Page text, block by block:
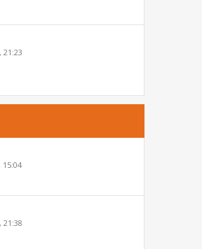
21:23
15:04
21:38